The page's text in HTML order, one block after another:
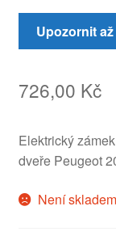
Upozornit
726,00 Kč
Elektrický
dveře Peugeot
Není skladem